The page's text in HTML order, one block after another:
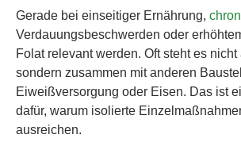
Gerade bei einseitiger Ernährung,
Verdauungsbeschwerden oder
Folat relevant werden. Oft steht es
sondern zusammen mit anderen
Eiweißversorgung oder Eisen. Das ist
dafür, warum isolierte
ausreichen.